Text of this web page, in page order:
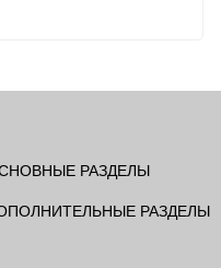
РАЗДЕЛЫ
РАЗДЕЛЫ